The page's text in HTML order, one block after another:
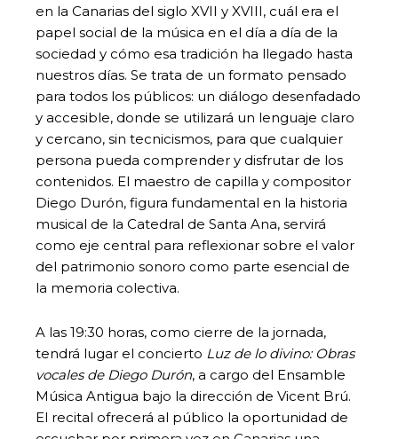
en la Canarias del siglo XVII y XVIII, cuál era el
papel social de la música en el día a día de la
sociedad y cómo esa tradición ha llegado hasta
nuestros días. Se trata de un formato pensado
para todos los públicos: un diálogo desenfadado
y accesible, donde se utilizará un lenguaje claro
y cercano, sin tecnicismos, para que cualquier
persona pueda comprender y disfrutar de los
contenidos. El maestro de capilla y compositor
Diego Durón, figura fundamental en la historia
musical de la Catedral de Santa Ana, servirá
como eje central para reflexionar sobre el valor
del patrimonio sonoro como parte esencial de
la memoria colectiva.
A las 19:30 horas, como cierre de la jornada,
tendrá lugar el concierto Luz de lo divino: Obras
vocales de Diego Durón, a cargo del Ensamble
Música Antigua bajo la dirección de Vicent Brú.
El recital ofrecerá al público la oportunidad de